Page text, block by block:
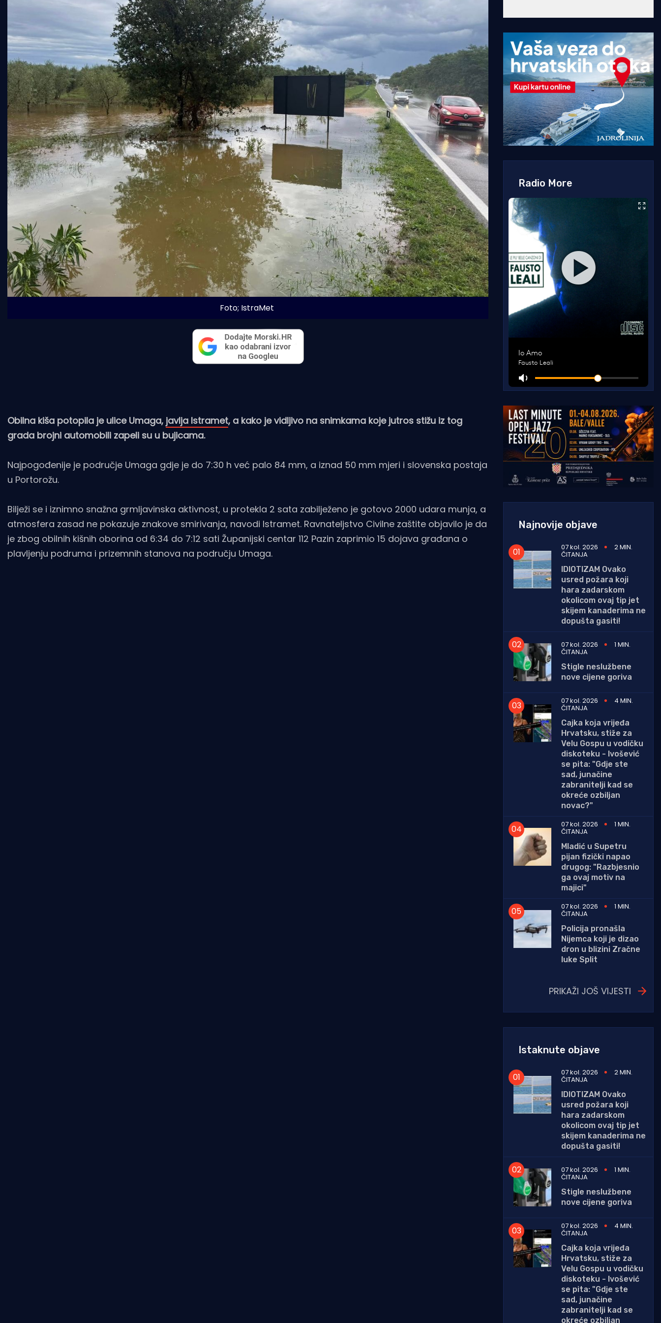
Foto; IstraMet
Obilna kiša potopila je ulice Umaga, javlja Istramet, a kako je vidljivo na snimkama koje jutros stižu iz tog
grada brojni automobili zapeli su u bujicama.
Najpogođenije je područje Umaga gdje je do 7:30 h već palo 84 mm, a iznad 50 mm mjeri i slovenska postaja
u Portorožu.
Bilježi se i iznimno snažna grmljavinska aktivnost, u protekla 2 sata zabilježeno je gotovo 2000 udara munja, a
atmosfera zasad ne pokazuje znakove smirivanja, navodi Istramet. Ravnateljstvo Civilne zaštite objavilo je da
je zbog obilnih kišnih oborina od 6:34 do 7:12 sati Županijski centar 112 Pazin zaprimio 15 dojava građana o
plavljenju podruma i prizemnih stanova na području Umaga.
Radio More
Najnovije objave
07 kol. 2026 2 MIN.
ČITANJA
IDIOTIZAM Ovako
usred požara koji
hara zadarskom
okolicom ovaj tip jet
skijem kanaderima ne
dopušta gasiti!
07 kol. 2026 1 MIN.
ČITANJA
Stigle neslužbene
nove cijene goriva
07 kol. 2026 4 MIN.
ČITANJA
Cajka koja vrijeđa
Hrvatsku, stiže za
Velu Gospu u vodičku
diskoteku - Ivošević
se pita: "Gdje ste
sad, junačine
zabranitelji kad se
okreće ozbiljan
novac?"
07 kol. 2026
1 MIN.
ČITANJA
Mladić u Supetru
pijan fizički napao
drugog: "Razbjesnio
ga ovaj motiv na
majici"
07 kol. 2026
1 MIN.
ČITANJA
Policija pronašla
Nijemca koji je dizao
dron u blizini Zračne
luke Split
PRIKAŽI JOŠ VIJESTI
Istaknute objave
07 kol. 2026 2 MIN.
ČITANJA
IDIOTIZAM Ovako
usred požara koji
hara zadarskom
okolicom ovaj tip jet
skijem kanaderima ne
dopušta gasiti!
07 kol. 2026 1 MIN.
ČITANJA
Stigle neslužbene
nove cijene goriva
07 kol. 2026 4 MIN.
ČITANJA
Cajka koja vrijeđa
Hrvatsku, stiže za
Velu Gospu u vodičku
diskoteku - Ivošević
se pita: "Gdje ste
sad, junačine
zabranitelji kad se
okreće ozbiljan